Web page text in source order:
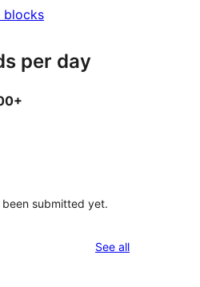
blocks
per day
submitted yet.
See allreviews